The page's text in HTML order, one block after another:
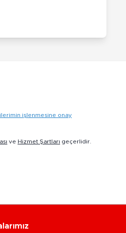
işlenmesine onay
ve Hizmet Şartları geçerlidir.